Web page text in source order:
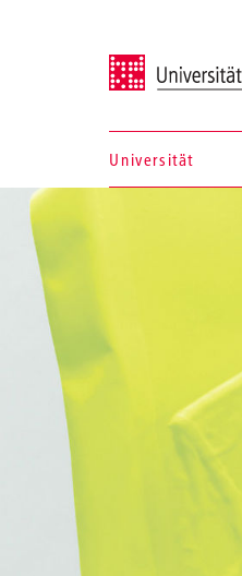
Universität der Künste
Universität